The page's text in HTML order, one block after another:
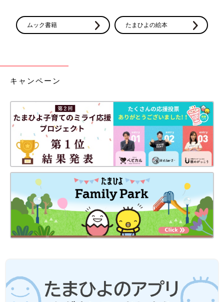
ムック書籍 たまひよの絵本
キャンペーン